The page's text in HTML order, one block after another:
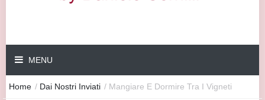
MENU
Home / Dai Nostri Inviati / Mangiare E Dormire Tra I Vigneti